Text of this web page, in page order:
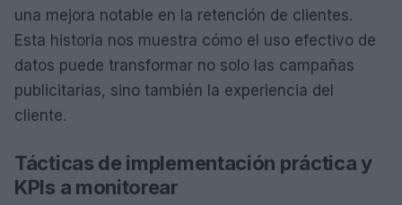
una mejora notable en la retención de clientes.
Esta historia nos muestra cómo el uso efectivo de
datos puede transformar no solo las campañas
publicitarias, sino también la experiencia del
cliente.
Tácticas de implementación práctica y
KPIs a monitorear